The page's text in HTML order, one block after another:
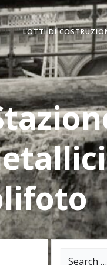
LOTTI DI
Search